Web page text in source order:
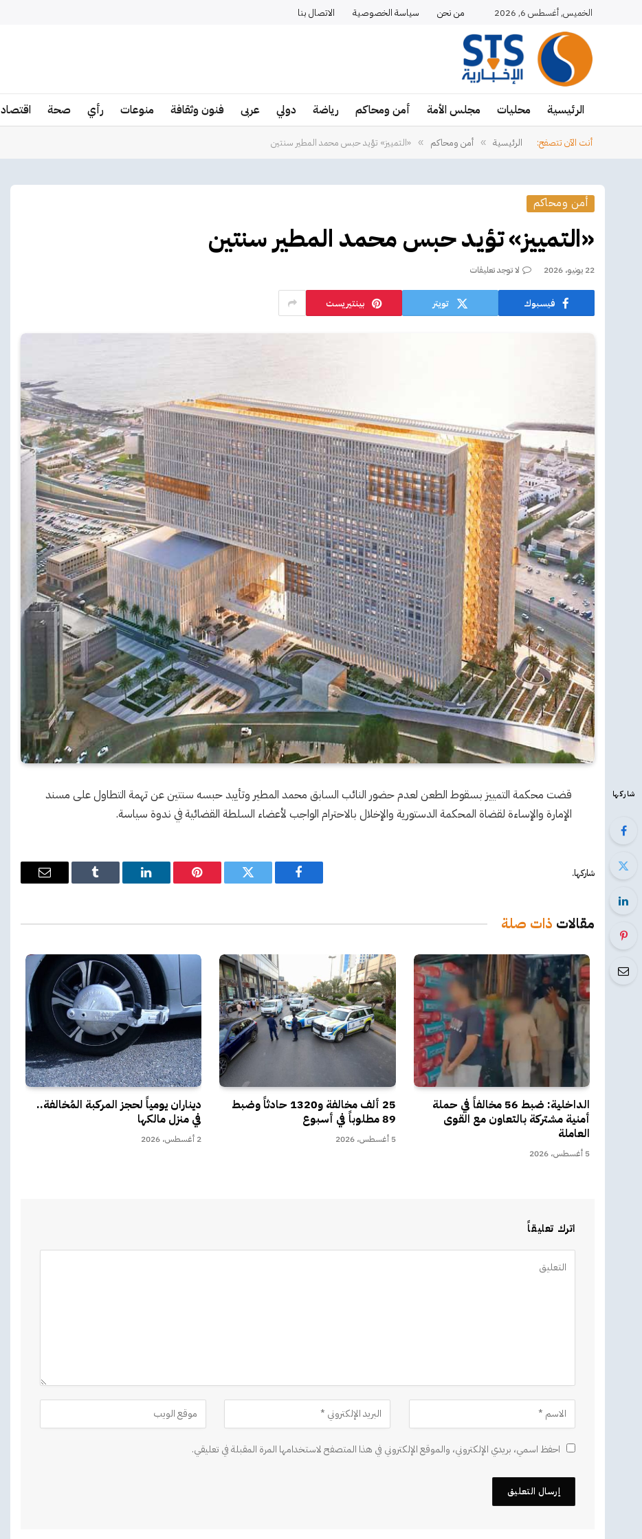
الخميس, أغسطس 6, 2026 من نحن سياسة الخصوصية الاتصال بنا
الرئيسية محليات مجلس الأمة أمن ومحاكم رياضة دولي عربى فنون وثقافة منوعات رأي صحة اقتصاد
أنت الآن تتصفح: الرئيسية » أمن ومحاكم » «التمييز» تؤيد حبس محمد المطير سنتين
أمن ومحاكم
«التمييز» تؤيد حبس محمد المطير سنتين
22 يونيو، 2026 لا توجد تعليقات
فيسبوك تويتر بينتيريست
شاركها
قضت محكمة التمييز بسقوط الطعن لعدم حضور النائب السابق محمد المطير وتأييد حبسه سنتين عن تهمة التطاول على مسند
الإمارة والإساءة لقضاة المحكمة الدستورية والإخلال بالاحترام الواجب لأعضاء السلطة القضائية في ندوة سياسة.
شاركها.
فيسبوك تويتر بينتيريستلينكدإن Tumblr
البريد
مقالات ذات صلة
الداخلية: ضبط 56 مخالفاً في حملة
أمنية مشتركة بالتعاون مع القوى
العاملة
5 أغسطس، 2026
25 ألف مخالفة و1320 حادثاً وضبط
89 مطلوباً في أسبوع
5 أغسطس، 2026
ديناران يومياً لحجز المركبة المُخالفة..
في منزل مالكها
2 أغسطس، 2026
اترك تعليقاً
احفظ اسمي، بريدي الإلكتروني، والموقع الإلكتروني في هذا المتصفح لاستخدامها المرة المقبلة في تعليقي.